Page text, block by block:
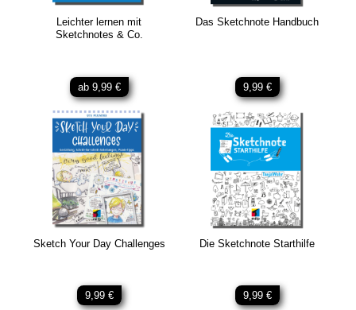
Leichter lernen mit
Sketchnotes & Co.
ab 9,99 €
Das Sketchnote Handbuch
9,99 €
Sketch Your Day Challenges
9,99 €
Die Sketchnote Starthilfe
9,99 €